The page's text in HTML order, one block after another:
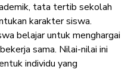
tata tertib sekolah
karakter siswa.
belajar untuk menghargai
sama. Nilai-nilai ini
individu yang